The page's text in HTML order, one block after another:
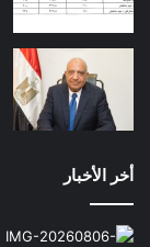
أخر الأخبار